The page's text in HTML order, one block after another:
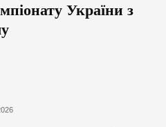
України з